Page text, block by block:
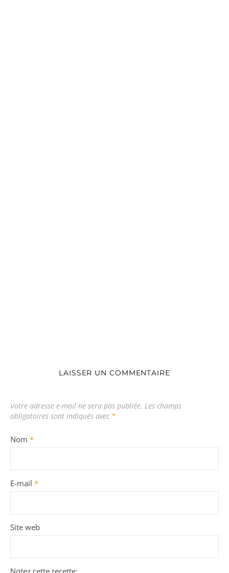
LAISSER UN COMMENTAIRE
Votre adresse e-mail ne sera pas publiée. Les champs
obligatoires sont indiqués avec *
Nom *
E-mail *
Site web
Notez cette recette: